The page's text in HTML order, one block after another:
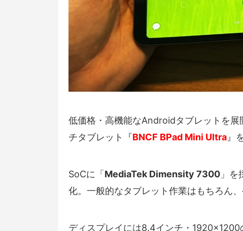
低価格・高機能なAndroidタブレットを展
チタブレット『BNCF BPad Mini Ultra』
SoCに「 MediaTek Dimensity 7300 」
化。一般的なタブレット作業はもちろん
ディスプレイには8.4インチ・